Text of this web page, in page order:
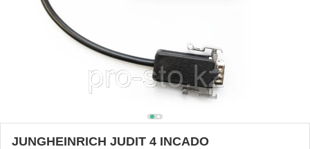
JUNGHEINRICH JUDIT 4 INCADO